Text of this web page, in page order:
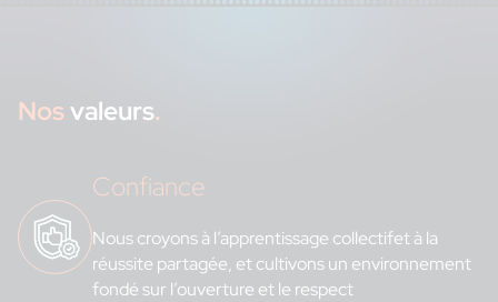
Nosvaleurs.
Confiance
Nous croyons à l’apprentissage collectifet à la
réussite partagée, et cultivons un environnement
fondé sur l’ouverture et le respect